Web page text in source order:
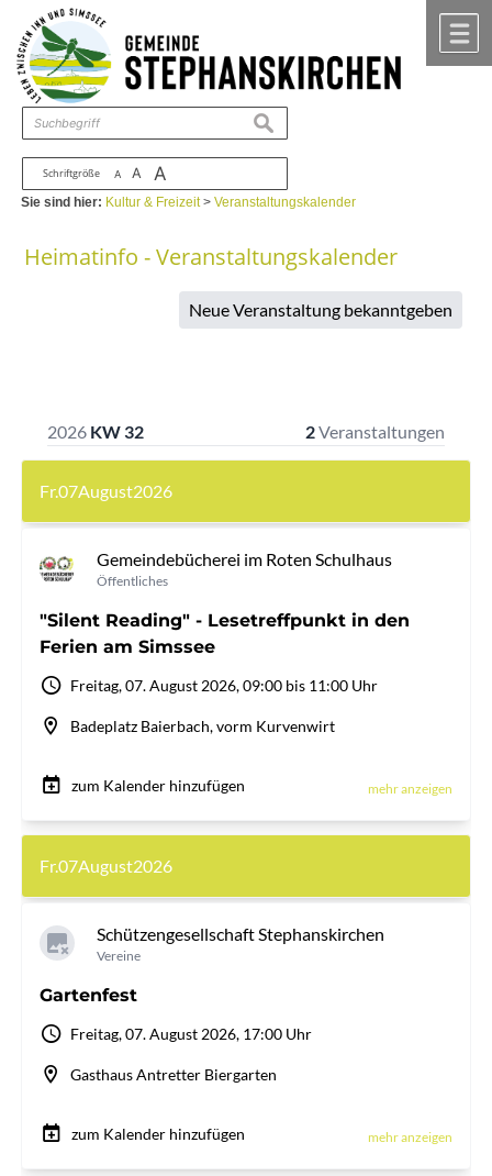
Zum Inhalt ,zur Navigation
Schriftgröße A A A
suchen
Sie sind hier: Kultur & Freizeit>Veranstaltungskalender
Heimatinfo - Veranstaltungskalender